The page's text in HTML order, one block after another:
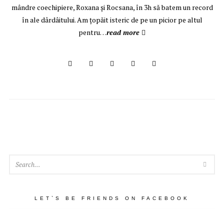
mândre coechipiere, Roxana şi Rocsana, în 3h să batem un record
în ale dârdâitului. Am ţopăit isteric de pe un picior pe altul
pentru…read more
LET`S BE FRIENDS ON FACEBOOK